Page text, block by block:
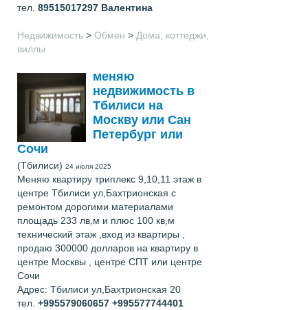
тел. 89515017297 Валентина
Недвижимость > Обмен > Дома, коттеджи,
виллы
меняю
недвижимость в
Тбилиси на
Москву или Сан
Петербург или
Сочи
(Тбилиси) 24 июля 2025
Меняю квартиру триплекс 9,10,11 этаж в
центре Тбилиси ул,Бахтрионская с
ремонтом дорогими материалами
площадь 233 лв,м и плюс 100 кв,м
технический этаж ,вход из квартиры ,
продаю 300000 долларов на квартиру в
центре Москвы , центре СПТ или центре
Сочи
Адрес: Тбилиси ул,Бахтрионская 20
тел. +995579060657 +995577744401